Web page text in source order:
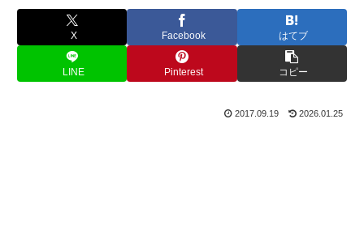
X Facebook はてブ
LINE Pinterest コピー
2017.09.19 2026.01.25